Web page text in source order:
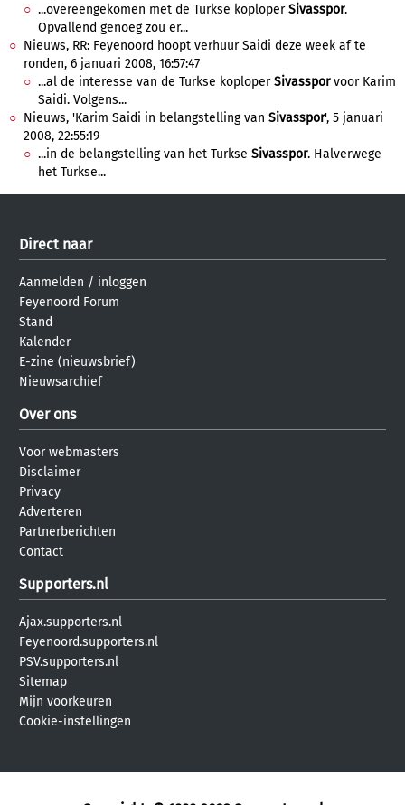
...overeengekomen met de Turkse koploperSivasspor.
Opvallend genoeg zou er...
Nieuws, RR: Feyenoord hoopt verhuur Saidi deze week af te
ronden, 6 januari 2008, 16:57:47
...al de interesse van de Turkse koploperSivassporvoor Karim
Saidi. Volgens...
Nieuws, 'Karim Saidi in belangstelling van Sivasspor', 5 januari
2008, 22:55:19
...in de belangstelling van het Turkse Sivasspor. Halverwege
het Turkse...
Direct naar
Aanmelden / inloggen
Feyenoord Forum
Stand
Kalender
E-zine (nieuwsbrief)
Nieuwsarchief
Over ons
Voor webmasters
Disclaimer
Privacy
Adverteren
Partnerberichten
Contact
Supporters.nl
Ajax.supporters.nl
Feyenoord.supporters.nl
PSV.supporters.nl
Sitemap
Mijn voorkeuren
Cookie-instellingen